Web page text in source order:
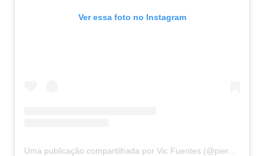
Ver essa foto no Instagram